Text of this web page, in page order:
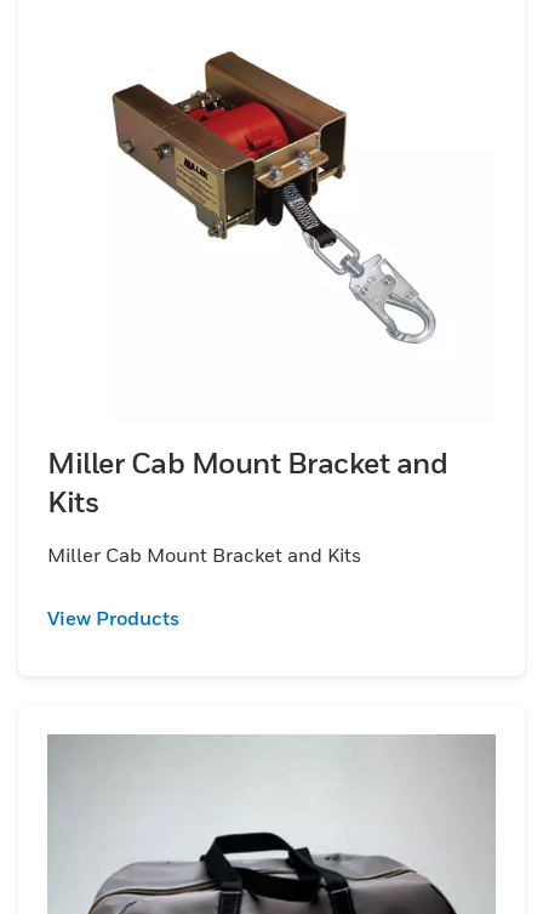
Miller Cab Mount Bracket and
Kits
Miller Cab Mount Bracket and Kits
View Products